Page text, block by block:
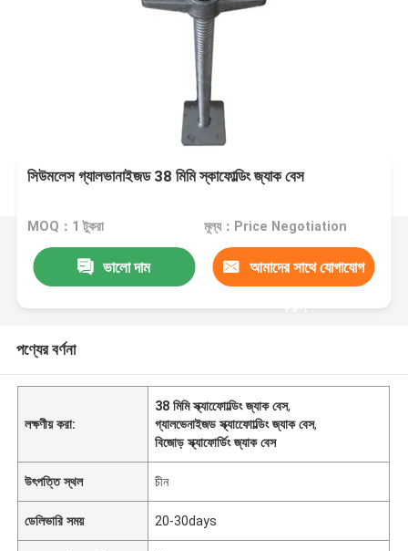
সিউমলেস গ্যালভানাইজড 38 মিমি স্কাফোল্ডিং জ্যাক বেস
MOQ：1 টুকরা মূল্য：Price Negotiation
ভালো দাম আমাদের সাথে যোগাযোগ
করুন
পণ্যের বর্ণনা
লক্ষণীয় করা:
38 মিমি স্ক্যাফোোল্ডিং জ্যাক বেস,
গ্যালভেনাইজড স্ক্যাফোোল্ডিং জ্যাক বেস,
বিজোড় স্ক্যাফোর্ডিং জ্যাক বেস
উৎপত্তি স্থল চীন
ডেলিভারি সময় 20-30days